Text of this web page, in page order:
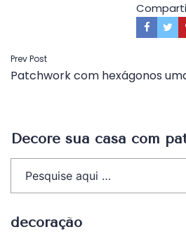
Navegação
de
Prev Post
Patchwork com hexágonos
Decore sua casa com
decoração